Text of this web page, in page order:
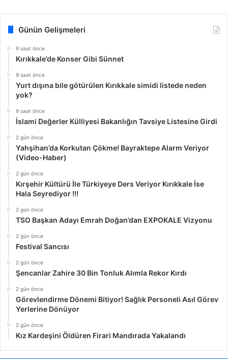
Günün Gelişmeleri
9 saat önce
Kırıkkale’de Konser Gibi Sünnet
9 saat önce
Yurt dışına bile götürülen Kırıkkale simidi listede neden
yok?
9 saat önce
İslami Değerler Külliyesi Bakanlığın Tavsiye Listesine Girdi
2 gün önce
Yahşihan’da Korkutan Çökme! Bayraktepe Alarm Veriyor
(Video-Haber)
2 gün önce
Kırşehir Kültürü İle Türkiyeye Ders Veriyor Kırıkkale İse
Hala Seyrediyor !!!
2 gün önce
TSO Başkan Adayı Emrah Doğan’dan EXPOKALE Vizyonu
2 gün önce
Festival Sancısı
2 gün önce
Şencanlar Zahire 30 Bin Tonluk Alımla Rekor Kırdı
2 gün önce
Görevlendirme Dönemi Bitiyor! Sağlık Personeli Asıl Görev
Yerlerine Dönüyor
2 gün önce
Kız Kardeşini Öldüren Firari Mandırada Yakalandı